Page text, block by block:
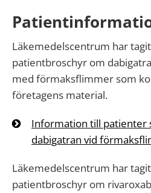
Läkemedelscentrum har
patientbroschyr om
med förmaksflimmer som
företagens material.
Information till patienter
dabigatran vid
Läkemedelscentrum har
patientbroschyr om